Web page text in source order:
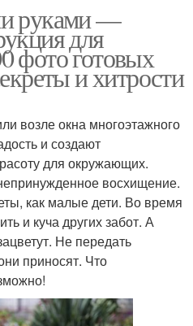
руками —
для
фото готовых
и хитрости
возле окна многоэтажного
и создают
для окружающих.
восхищение.
как малые дети. Во время
и куча других забот. А
Не передать
приносят. Что